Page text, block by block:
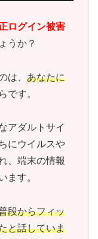
ログイン被害
うか？
は、 あなたに
です。
アダルトサイ
にウイルスや
、端末の情報
ます。
段からフィッ
と話していま